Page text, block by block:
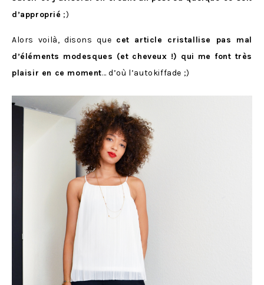
d’approprié ;)
Alors voilà, disons que cet article cristallise pas mal
d’éléments modesques (et cheveux !) qui me font très
plaisir en ce moment… d’où l’autokiffade ;)